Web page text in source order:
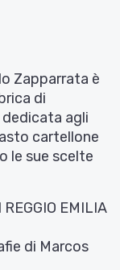
Zapparrata è
di
agli
cartellone
le sue scelte
EMILIA
di Marcos